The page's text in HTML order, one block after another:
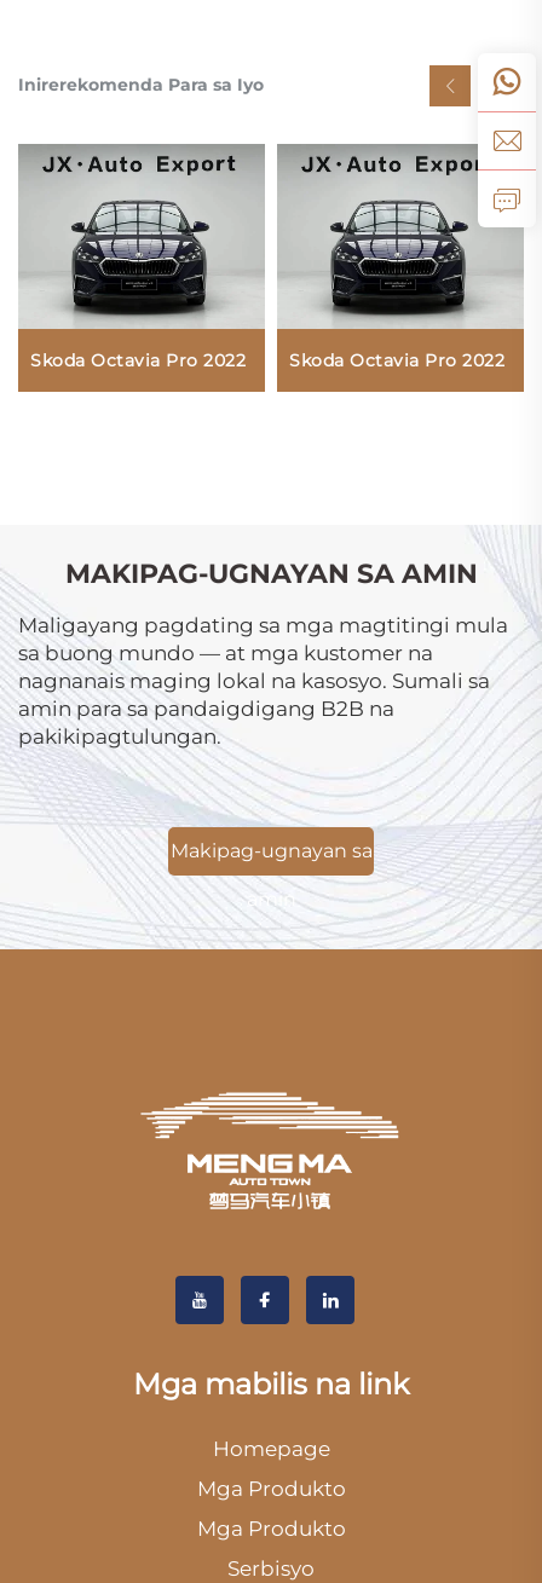
Inirerekomenda Para sa Iyo
Skoda Octavia Pro 2022 Skoda Octavia Pro 2022
MAKIPAG-UGNAYAN SA AMIN
Maligayang pagdating sa mga magtitingi mula
sa buong mundo — at mga kustomer na
nagnanais maging lokal na kasosyo. Sumali sa
amin para sa pandaigdigang B2B na
pakikipagtulungan.
Makipag-ugnayan sa
amin
Mga mabilis na link
Homepage
Mga Produkto
Mga Produkto
Serbisyo